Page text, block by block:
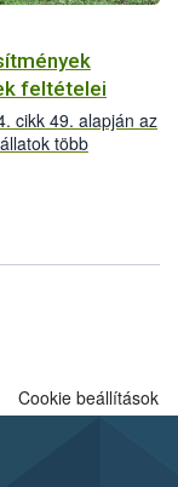
feltételei
cikk 49. alapján az
több
állatfajra
rövidebb
Cookie beállítások